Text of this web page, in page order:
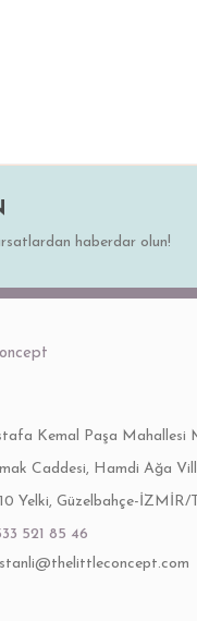
haberdar olun!
Kemal Paşa Mahallesi
Caddesi, Hamdi Ağa
Yelki, Güzelbahçe-İZMİR/
521 85 46